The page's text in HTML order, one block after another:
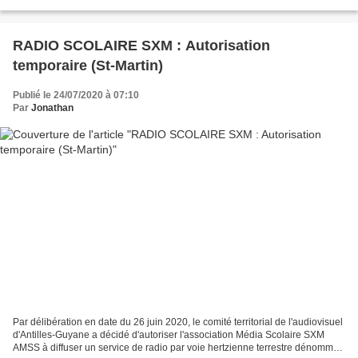
RADIO SCOLAIRE SXM : Autorisation
temporaire (St-Martin)
Publié le 24/07/2020 à 07:10
Par Jonathan
Par délibération en date du 26 juin 2020, le comité territorial de l'audiovisuel
d'Antilles-Guyane a décidé d'autoriser l'association Média Scolaire SXM
AMSS à diffuser un service de radio par voie hertzienne terrestre dénommé